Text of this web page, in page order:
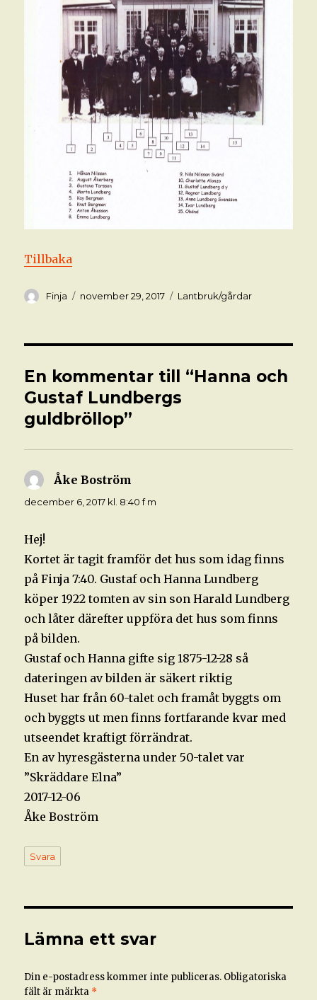
Tillbaka
Författare
Finja Postat
november 29, 2017 Kategorier
Lantbruk/gårdar
En kommentar till “Hanna och
Gustaf Lundbergs
guldbröllop”
Åke Boström
december 6, 2017 kl. 8:40 f m
Hej!
Kortet är tagit framför det hus som idag finns
på Finja 7:40. Gustaf och Hanna Lundberg
köper 1922 tomten av sin son Harald Lundberg
och låter därefter uppföra det hus som finns
på bilden.
Gustaf och Hanna gifte sig 1875-12-28 så
dateringen av bilden är säkert riktig
Huset har från 60-talet och framåt byggts om
och byggts ut men finns fortfarande kvar med
utseendet kraftigt förrändrat.
En av hyresgästerna under 50-talet var
”Skräddare Elna”
2017-12-06
Åke Boström
Svara
Lämna ett svar
Din e-postadress kommer inte publiceras. Obligatoriska
fält är märkta *